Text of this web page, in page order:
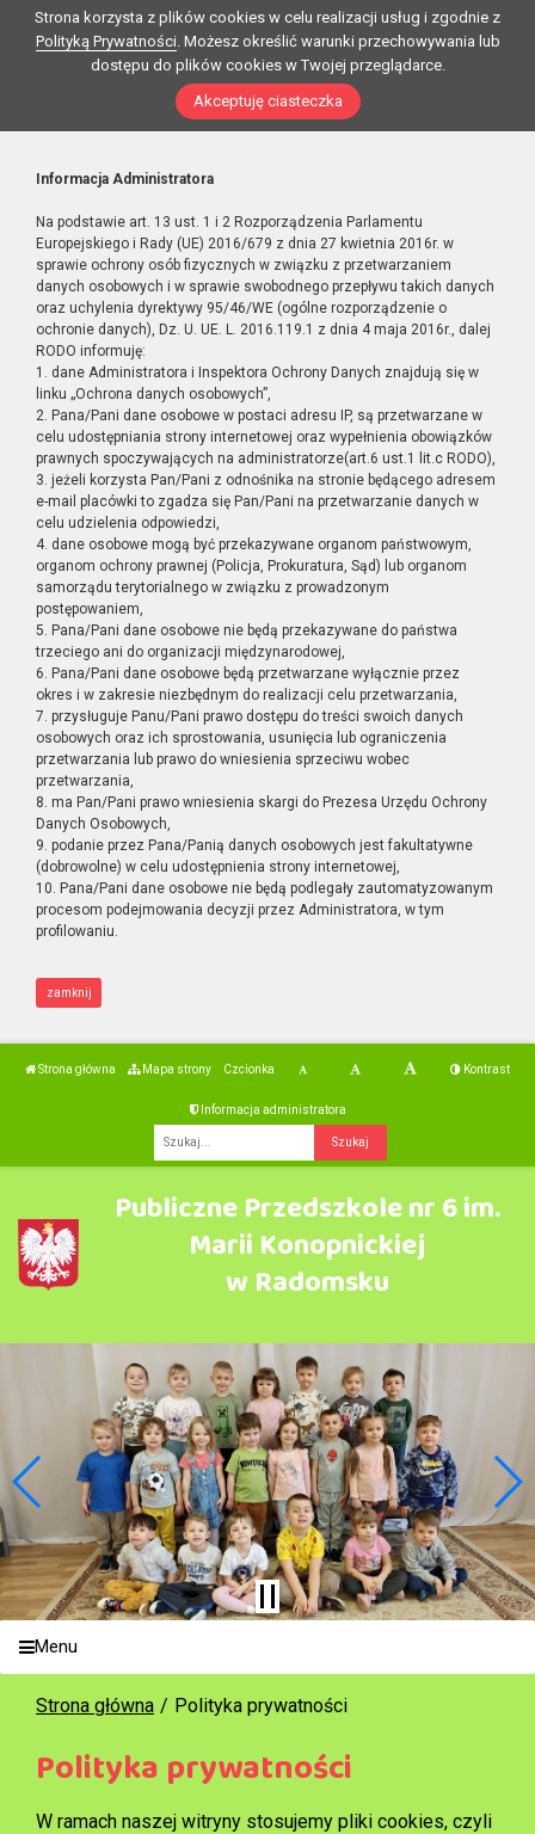
Strona korzysta z plików cookies w celu realizacji usług i zgodnie z
Polityką Prywatności. Możesz określić warunki przechowywania lub
dostępu do plików cookies w Twojej przeglądarce.
Akceptuję ciasteczka
Informacja Administratora
Na podstawie art. 13 ust. 1 i 2 Rozporządzenia Parlamentu
Europejskiego i Rady (UE) 2016/679 z dnia 27 kwietnia 2016r. w
sprawie ochrony osób fizycznych w związku z przetwarzaniem
danych osobowych i w sprawie swobodnego przepływu takich danych
oraz uchylenia dyrektywy 95/46/WE (ogólne rozporządzenie o
ochronie danych), Dz. U. UE. L. 2016.119.1 z dnia 4 maja 2016r., dalej
RODO informuję:
1. dane Administratora i Inspektora Ochrony Danych znajdują się w
linku „Ochrona danych osobowych”,
2. Pana/Pani dane osobowe w postaci adresu IP, są przetwarzane w
celu udostępniania strony internetowej oraz wypełnienia obowiązków
prawnych spoczywających na administratorze(art.6 ust.1 lit.c RODO),
3. jeżeli korzysta Pan/Pani z odnośnika na stronie będącego adresem
e-mail placówki to zgadza się Pan/Pani na przetwarzanie danych w
celu udzielenia odpowiedzi,
4. dane osobowe mogą być przekazywane organom państwowym,
organom ochrony prawnej (Policja, Prokuratura, Sąd) lub organom
samorządu terytorialnego w związku z prowadzonym
postępowaniem,
5. Pana/Pani dane osobowe nie będą przekazywane do państwa
trzeciego ani do organizacji międzynarodowej,
6. Pana/Pani dane osobowe będą przetwarzane wyłącznie przez
okres i w zakresie niezbędnym do realizacji celu przetwarzania,
7. przysługuje Panu/Pani prawo dostępu do treści swoich danych
osobowych oraz ich sprostowania, usunięcia lub ograniczenia
przetwarzania lub prawo do wniesienia sprzeciwu wobec
przetwarzania,
8. ma Pan/Pani prawo wniesienia skargi do Prezesa Urzędu Ochrony
Danych Osobowych,
9. podanie przez Pana/Panią danych osobowych jest fakultatywne
(dobrowolne) w celu udostępnienia strony internetowej,
10. Pana/Pani dane osobowe nie będą podlegały zautomatyzowanym
procesom podejmowania decyzji przez Administratora, w tym
profilowaniu.
zamknij
Strona główna Mapa strony Czcionka Kontrast
Informacja administratora
Publiczne Przedszkole nr 6 im.
Marii Konopnickiej
w Radomsku
Menu
Strona główna Polityka prywatności
Polityka prywatności
W ramach naszej witryny stosujemy pliki cookies, czyli